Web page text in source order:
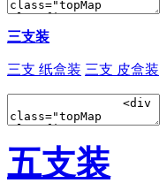
三支装
三支 纸盒装 三支 皮盒装
五支装